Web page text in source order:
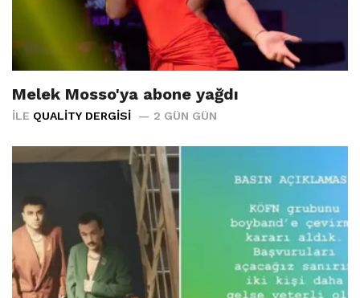
Melek Mosso'ya abone yağdı
İLE QUALITY DERGISI 2 GÜN GÜN